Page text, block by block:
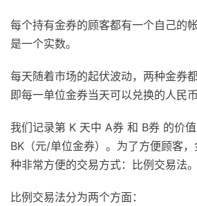
每个持有金券的顾客都有一个自己的
是一个实数。
每天随着市场的起伏波动，两种金券
即每一单位金券当天可以兑换的人民币
我们记录第 K 天中 A券 和 B券 的价
BK（元/单位金券）。为了方便顾客
种非常方便的交易方式：比例交易法。
比例交易法分为两个方面：